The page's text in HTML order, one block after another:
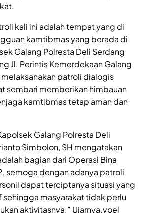
kali ini adalah tempat yang di
kamtibmas yang berada di
Galang Polresta Deli Serdang
Jl. Perintis Kemerdekaan Galang
melaksanakan patroli dialogis
sembari memberikan himbauan
kamtibmas tetap aman dan
Galang Polresta Deli
Simbolon, SH mengatakan
bagian dari Operasi Bina
semoga dengan adanya patroli
dapat terciptanya situasi yang
sehingga masyarakat tidak perlu
aktivitasnya.” Ujarnya.yoel